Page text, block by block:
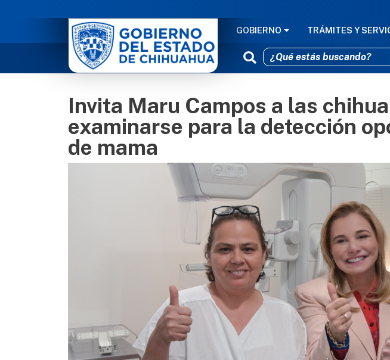
NAVEGACIÓN PRINCIPAL
GOBIERNO TRÁMITES Y
Invita Maru Campos a las
examinarse para la detección
de mama